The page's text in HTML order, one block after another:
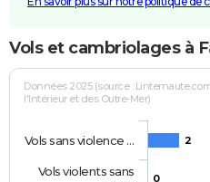
Vols et cambriolages à
Données 2025 (source :
l'Intérieur et des Outre-Mer)
2
0
Vols sans violence …
Vols violents sans